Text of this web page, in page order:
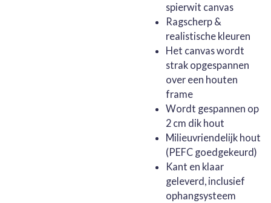
spierwit canvas
Ragscherp &
realistische kleuren
Het canvas wordt
strak opgespannen
over een houten
frame
Wordt gespannen op
2 cm dik hout
Milieuvriendelijk hout
(PEFC goedgekeurd)
Kant en klaar
geleverd, inclusief
ophangsysteem